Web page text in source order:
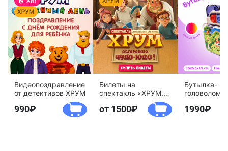
Видеопоздравление
от детективов ХРУМ
990
Билеты на
спектакль «ХРУМ.
Осторожно, Чудо-
Юдо!»
от 1500
Бутылка-
агентство
1990